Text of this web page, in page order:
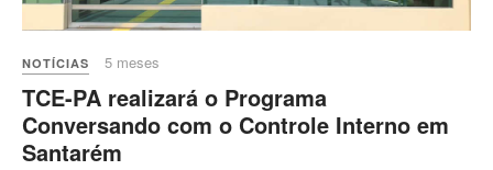
NOTÍCIAS 5 meses
TCE-PA realizará o Programa
Conversando com o Controle Interno em
Santarém